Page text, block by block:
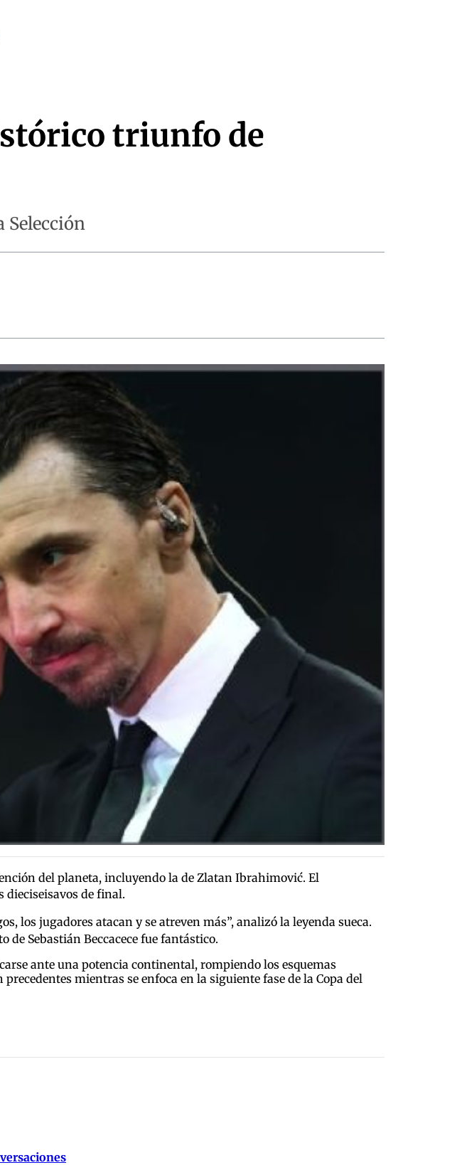
triunfo de
Selección
del planeta, incluyendo la de Zlatan Ibrahimović. El
dieciseisavos de final.
los jugadores atacan y se atreven más”, analizó la leyenda sueca.
Sebastián Beccacece fue fantástico.
ante una potencia continental, rompiendo los esquemas
mientras se enfoca en la siguiente fase de la Copa del